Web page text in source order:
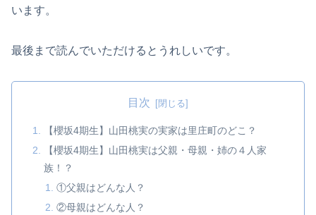
います。
最後まで読んでいただけるとうれしいです。
目次
【櫻坂4期生】山田桃実の実家は里庄町のどこ？
【櫻坂4期生】山田桃実は父親・母親・姉の４人家
族！？
①父親はどんな人？
②母親はどんな人？